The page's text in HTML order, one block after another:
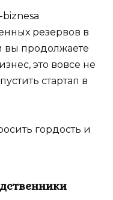
резервов в
вы продолжаете
это вовсе не
стартап в
гордость и